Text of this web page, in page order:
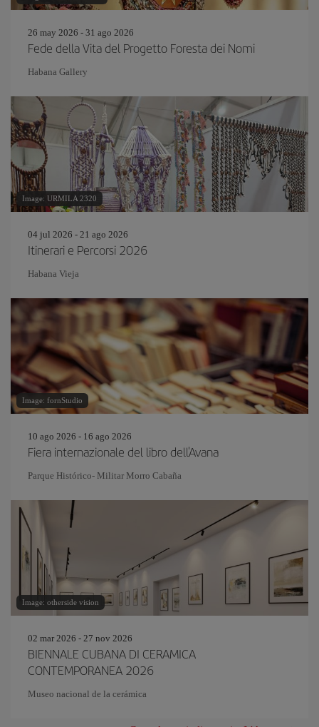
26 may 2026 - 31 ago 2026
Fede della Vita del Progetto Foresta dei Nomi
Habana Gallery
Image: URMILA 2320
04 jul 2026 - 21 ago 2026
Itinerari e Percorsi 2026
Habana Vieja
Image: fornStudio
10 ago 2026 - 16 ago 2026
Fiera internazionale del libro dell'Avana
Parque Histórico- Militar Morro Cabaña
Image: otherside vision
02 mar 2026 - 27 nov 2026
BIENNALE CUBANA DI CERAMICA
CONTEMPORANEA 2026
Museo nacional de la cerámica